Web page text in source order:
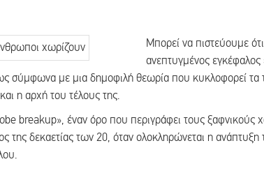
Μπορεί να πιστεύουμε
ανεπτυγμένος εγκέφαλος
σύμφωνα με μια δημοφιλή θεωρία που κυκλοφορεί τα
η αρχή του τέλους της.
breakup», έναν όρο που περιγράφει τους ξαφνικούς
της δεκαετίας των 20, όταν ολοκληρώνεται η ανάπτυξη